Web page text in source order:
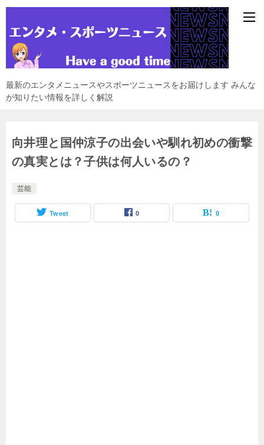
最新のエンタメニュースやスポーツニュースをお届けします みんな
が知りたい情報を詳しく解説
向井理と国仲涼子の出会いや馴れ初めの衝撃
の真実とは？子供は何人いるの？
芸能
Tweet 0 0